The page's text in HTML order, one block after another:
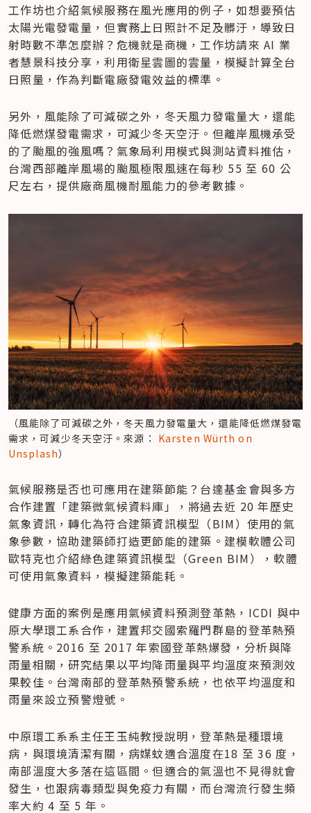
工作坊也介紹氣候服務在風光應用的例子，如想要預估
太陽光電發電量，但實務上日照計不足及髒汙，導致日
射時數不準怎麼辦？危機就是商機，工作坊請來 AI 業
者慧景科技分享，利用衛星雲圖的雲量，模擬計算全台
日照量，作為判斷電廠發電效益的標準。
另外，風能除了可減碳之外，冬天風力發電量大，還能
降低燃煤發電需求，可減少冬天空汙。但離岸風機承受
的了颱風的強風嗎？氣象局利用模式與測站資料推估，
台灣西部離岸風場的颱風極限風速在每秒 55 至 60 公
尺左右，提供廠商風機耐風能力的參考數據。
（風能除了可減碳之外，冬天風力發電量大，還能降低燃煤發電
需求，可減少冬天空汙。來源： Karsten Würth on
Unsplash）
氣候服務是否也可應用在建築節能？台達基金會與多方
合作建置「建築微氣候資料庫」，將過去近 20 年歷史
氣象資訊，轉化為符合建築資訊模型（BIM）使用的氣
象參數，協助建築師打造更節能的建築。建模軟體公司
歐特克也介紹綠色建築資訊模型（Green BIM），軟體
可使用氣象資料，模擬建築能耗。
健康方面的案例是應用氣候資料預測登革熱，ICDI 與中
原大學環工系合作，建置邦交國索羅門群島的登革熱預
警系統。2016 至 2017 年索國登革熱爆發，分析與降
雨量相關，研究結果以平均降雨量與平均溫度來預測效
果較佳。台灣南部的登革熱預警系統，也依平均溫度和
雨量來設立預警燈號。
中原環工系系主任王玉純教授說明，登革熱是種環境
病，與環境清潔有關，病媒蚊適合溫度在18 至 36 度，
南部溫度大多落在這區間。但適合的氣溫也不見得就會
發生，也跟病毒類型與免疫力有關，而台灣流行發生頻
率大約 4 至 5 年。